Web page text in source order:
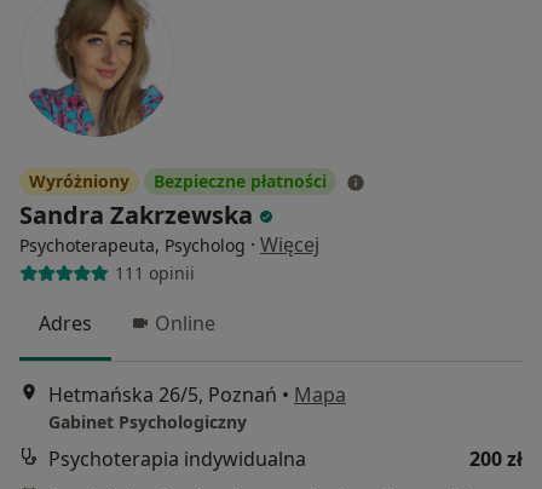
Wyróżniony Bezpieczne płatności
Sandra Zakrzewska
Psychoterapeuta, Psycholog · Więcej
111 opinii
Adres Online
Hetmańska 26/5, Poznań • Mapa
Gabinet Psychologiczny
Psychoterapia indywidualna
200 zł